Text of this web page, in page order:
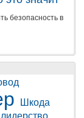
безопасность в
Шкода
лидерство